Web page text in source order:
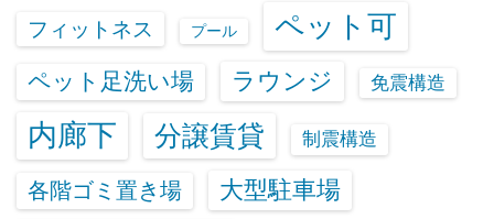
フィットネス プール ペット可
ペット足洗い場 ラウンジ 免震構造
内廊下 分譲賃貸 制震構造
各階ゴミ置き場 大型駐車場